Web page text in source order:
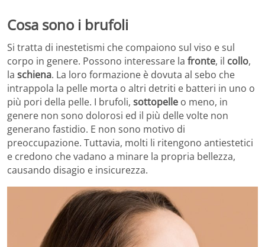
Cosa sono i brufoli
Si tratta di inestetismi che compaiono sul viso e sul
corpo in genere. Possono interessare la fronte, il collo,
la schiena. La loro formazione è dovuta al sebo che
intrappola la pelle morta o altri detriti e batteri in uno o
più pori della pelle. I brufoli, sottopelle o meno, in
genere non sono dolorosi ed il più delle volte non
generano fastidio. E non sono motivo di
preoccupazione. Tuttavia, molti li ritengono antiestetici
e credono che vadano a minare la propria bellezza,
causando disagio e insicurezza.